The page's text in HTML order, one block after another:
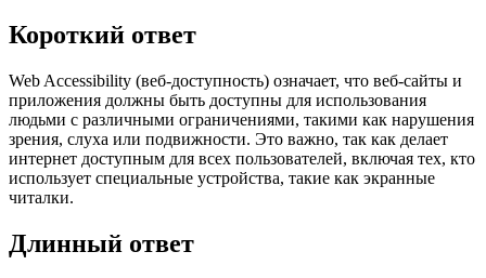
Короткий ответ
Web Accessibility (веб-доступность) означает, что веб-сайты и
приложения должны быть доступны для использования
людьми с различными ограничениями, такими как нарушения
зрения, слуха или подвижности. Это важно, так как делает
интернет доступным для всех пользователей, включая тех, кто
использует специальные устройства, такие как экранные
читалки.
Длинный ответ